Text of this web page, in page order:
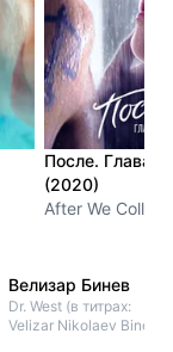
После. Глава 2
(2020)
After We
Велизар Бинев
Dr. West (в титрах:
Velizar Nikolaev Biney)